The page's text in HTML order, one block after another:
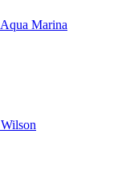
Aqua Marina
Wilson